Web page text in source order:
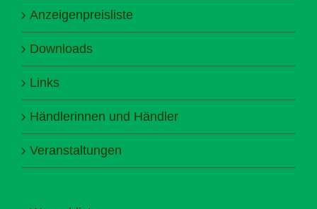
Anzeigenpreisliste
Downloads
Links
Händlerinnen und Händler
Veranstaltungen